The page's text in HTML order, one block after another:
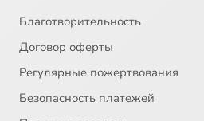
Благотворительность
Договор оферты
Регулярные пожертвования
Безопасность платежей